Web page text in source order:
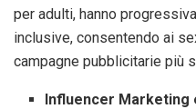
per adulti, hanno
inclusive, consentendo ai
campagne pubblicitarie più
Influencer Marketing